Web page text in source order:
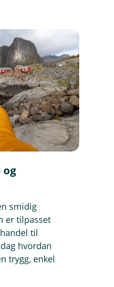
og
smidig
er tilpasset
til
hvordan
trygg, enkel